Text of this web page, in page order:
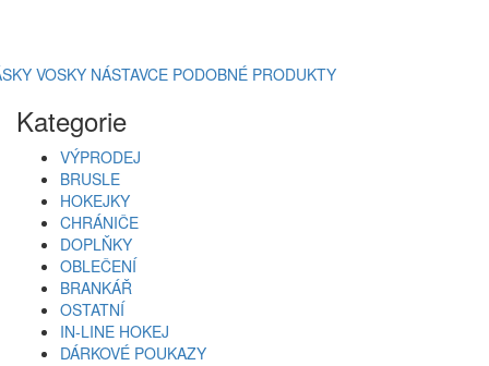
VOSKY NÁSTAVCE PODOBNÉ PRODUKTY
Kategorie
VÝPRODEJ
BRUSLE
HOKEJKY
CHRÁNIČE
DOPLŇKY
OBLEČENÍ
BRANKÁŘ
OSTATNÍ
IN-LINE HOKEJ
DÁRKOVÉ POUKAZY